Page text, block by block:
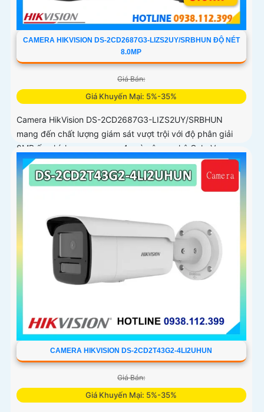
CAMERA HIKVISION DS-2CD2687G3-LIZS2UY/SRBHUN ĐỘ NÉT
8.0MP
Giá Bán:
Giá Khuyến Mại: 5%-35%
Camera HikVision DS-2CD2687G3-LIZS2UY/SRBHUN
mang đến chất lượng giám sát vượt trội với độ phân giải
8MP ống kính zoom quang 4x và công nghệ ColorVu
CAMERA HIKVISION DS-2CD2T43G2-4LI2UHUN
Giá Bán:
Giá Khuyến Mại: 5%-35%